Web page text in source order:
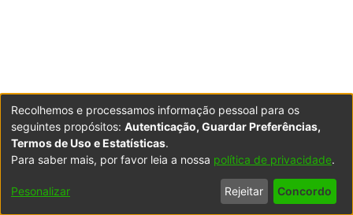
Powered by DSpace Copyright © 2003-2026LYRASIS
Configurações
Política de
Privacidade
Termos
de Uso
Contacte-
nos
Recolhemos e processamos informação pessoal para os
seguintes propósitos: Autenticação, Guardar Preferências,
Termos de Uso e Estatísticas.
Para saber mais, por favor leia a nossa política de privacidade.
Pesonalizar Rejeitar Concordo